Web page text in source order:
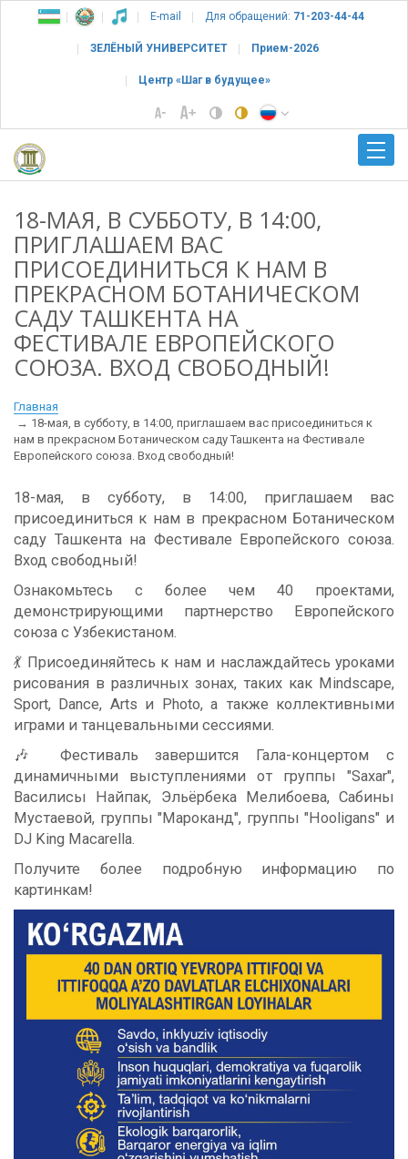
E-mail Для обращений: 71-203-44-44
ЗЕЛЁНЫЙ УНИВЕРСИТЕТ Прием-2026
Центр «Шаг в будущее»
18-МАЯ, В СУББОТУ, В 14:00,
ПРИГЛАШАЕМ ВАС
ПРИСОЕДИНИТЬСЯ К НАМ В
ПРЕКРАСНОМ БОТАНИЧЕСКОМ
САДУ ТАШКЕНТА НА
ФЕСТИВАЛЕ ЕВРОПЕЙСКОГО
СОЮЗА. ВХОД СВОБОДНЫЙ!
Главная
18-мая, в субботу, в 14:00, приглашаем вас присоединиться к
нам в прекрасном Ботаническом саду Ташкента на Фестивале
Европейского союза. Вход свободный!
18-мая, в субботу, в 14:00, приглашаем вас
присоединиться к нам в прекрасном Ботаническом
саду Ташкента на Фестивале Европейского союза.
Вход свободный!
Ознакомьтесь с более чем 40 проектами,
демонстрирующими партнерство Европейского
союза с Узбекистаном.
💃 Присоединяйтесь к нам и наслаждайтесь уроками
рисования в различных зонах, таких как Mindscape,
Sport, Dance, Arts и Photo, а также коллективными
играми и танцевальными сессиями.
🎶 Фестиваль завершится Гала-концертом с
динамичными выступлениями от группы "Saxar",
Василисы Найпак, Эльёрбека Мелибоева, Сабины
Мустаевой, группы "Мароканд", группы "Hooligans" и
DJ King Macarella.
Получите более подробную информацию по
картинкам!